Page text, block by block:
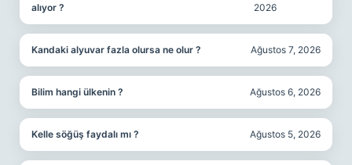
alıyor ?
2026
Kandaki alyuvar fazla olursa ne olur ? Ağustos 7, 2026
Bilim hangi ülkenin ? Ağustos 6, 2026
Kelle söğüş faydalı mı ? Ağustos 5, 2026